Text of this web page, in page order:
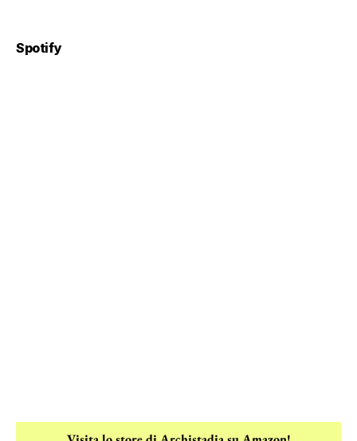
Spotify